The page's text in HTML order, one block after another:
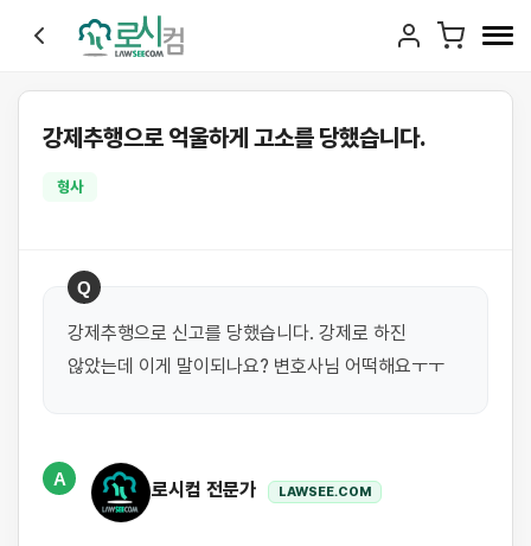
강제추행으로 억울하게 고소를 당했습니다.
형사
Q
강제추행으로 신고를 당했습니다. 강제로 하진
A
로시컴 전문가 LAWSEE.COM